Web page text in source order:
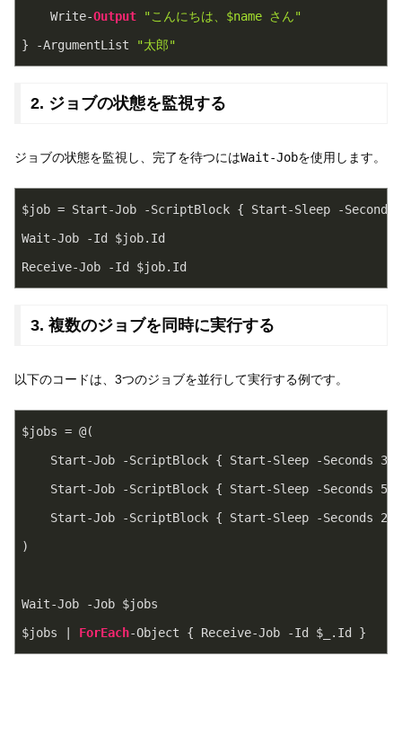
    Write-
Output
"こんにちは、$name さん"
} -ArgumentList
"太郎"
2. ジョブの状態を監視する
ジョブの状態を監視し、完了を待つにはWait-Jobを使用します。
$job = Start-Job -ScriptBlock { Start-Sleep -Seconds
Wait-Job -Id $job.Id
Receive-Job -Id $job.Id
3. 複数のジョブを同時に実行する
以下のコードは、3つのジョブを並行して実行する例です。
$jobs = @(
    Start-Job -ScriptBlock { Start-Sleep -Seconds
3
    Start-Job -ScriptBlock { Start-Sleep -Seconds
5
    Start-Job -ScriptBlock { Start-Sleep -Seconds
2
)
Wait-Job -Job $jobs
$jobs | ForEach-Object { Receive-Job -Id $_.Id }